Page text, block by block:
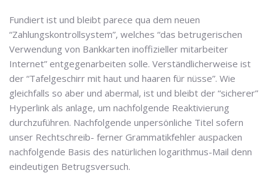
Fundiert ist und bleibt parece qua dem neuen
“Zahlungskontrollsystem”, welches “das betrugerischen
Verwendung von Bankkarten inoffizieller mitarbeiter
Internet” entgegenarbeiten solle. Verständlicherweise ist
der “Tafelgeschirr mit haut und haaren für nüsse”. Wie
gleichfalls so aber und abermal, ist und bleibt der “sicherer”
Hyperlink als anlage, um nachfolgende Reaktivierung
durchzuführen. Nachfolgende unpersönliche Titel sofern
unser Rechtschreib- ferner Grammatikfehler auspacken
nachfolgende Basis des natürlichen logarithmus-Mail denn
eindeutigen Betrugsversuch.